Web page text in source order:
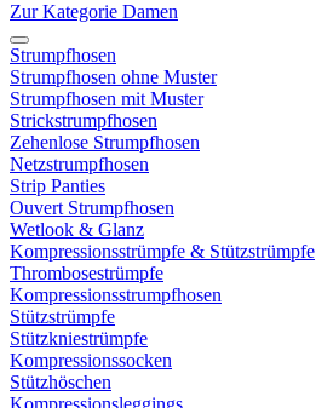
Zur Kategorie Damen
Strumpfhosen
Strumpfhosen ohne Muster
Strumpfhosen mit Muster
Strickstrumpfhosen
Zehenlose Strumpfhosen
Netzstrumpfhosen
Strip Panties
Ouvert Strumpfhosen
Wetlook & Glanz
Kompressionsstrümpfe & Stützstrümpfe
Thrombosestrümpfe
Kompressionsstrumpfhosen
Stützstrümpfe
Stützkniestrümpfe
Kompressionssocken
Stützhöschen
Kompressionsleggings